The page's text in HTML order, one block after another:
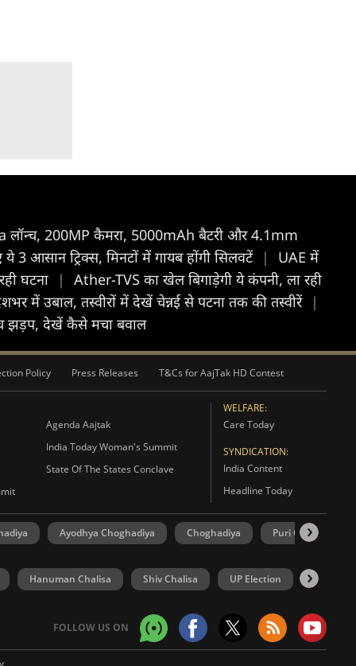
200MP कैमरा, 5000mAh बैटरी और 4.1mm
3 आसान ट्रिक्स, मिनटों में गायब होंगी सिलवटें |
UAE में
घटना |
Ather-TVS का खेल बिगाड़ेगी ये कंपनी, ला रही
में उबाल, तस्वीरों में देखें चेन्नई से पटना तक की तस्वीरें |
झड़प, देखें कैसे मचा बवाल
Policy Press Releases T&Cs for AajTak HD Contest
Agenda Aajtak
India Today Woman's Summit
State Of The States Conclave
WELFARE:
Care Today
SYNDICATION:
India Content
Headline Today
Ayodhya Choghadiya Choghadiya Puri Choghadiya
Hanuman Chalisa Shiv Chalisa UP Election Punjab
FOLLOW US ON